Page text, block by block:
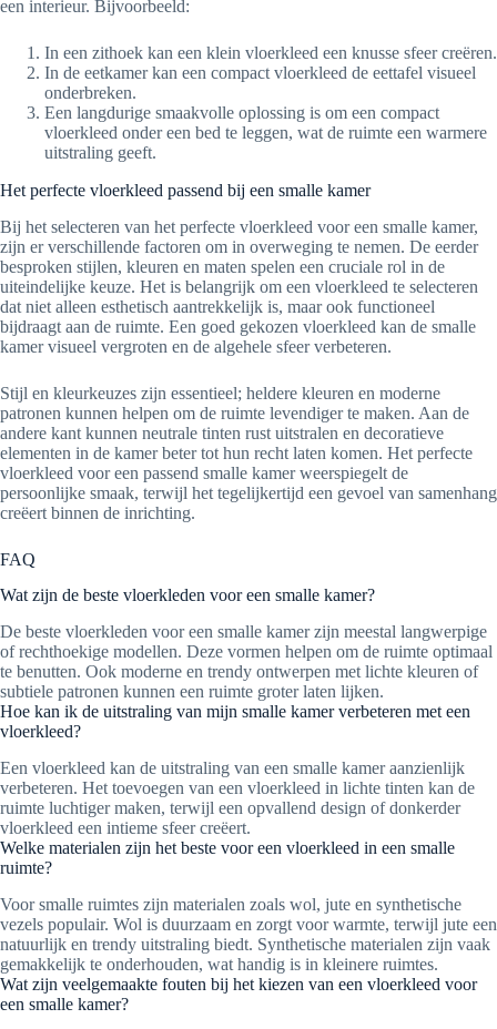
een interieur. Bijvoorbeeld:
In een zithoek kan een klein vloerkleed een knusse sfeer creëren.
In de eetkamer kan een compact vloerkleed de eettafel visueel
onderbreken.
Een langdurige smaakvolle oplossing is om een compact
vloerkleed onder een bed te leggen, wat de ruimte een warmere
uitstraling geeft.
Het perfecte vloerkleed passend bij een smalle kamer
Bij het selecteren van het perfecte vloerkleed voor een smalle kamer,
zijn er verschillende factoren om in overweging te nemen. De eerder
besproken stijlen, kleuren en maten spelen een cruciale rol in de
uiteindelijke keuze. Het is belangrijk om een vloerkleed te selecteren
dat niet alleen esthetisch aantrekkelijk is, maar ook functioneel
bijdraagt aan de ruimte. Een goed gekozen vloerkleed kan de smalle
kamer visueel vergroten en de algehele sfeer verbeteren.
Stijl en kleurkeuzes zijn essentieel; heldere kleuren en moderne
patronen kunnen helpen om de ruimte levendiger te maken. Aan de
andere kant kunnen neutrale tinten rust uitstralen en decoratieve
elementen in de kamer beter tot hun recht laten komen. Het perfecte
vloerkleed voor een passend smalle kamer weerspiegelt de
persoonlijke smaak, terwijl het tegelijkertijd een gevoel van samenhang
creëert binnen de inrichting.
FAQ
Wat zijn de beste vloerkleden voor een smalle kamer?
De beste vloerkleden voor een smalle kamer zijn meestal langwerpige
of rechthoekige modellen. Deze vormen helpen om de ruimte optimaal
te benutten. Ook moderne en trendy ontwerpen met lichte kleuren of
subtiele patronen kunnen een ruimte groter laten lijken.
Hoe kan ik de uitstraling van mijn smalle kamer verbeteren met een
vloerkleed?
Een vloerkleed kan de uitstraling van een smalle kamer aanzienlijk
verbeteren. Het toevoegen van een vloerkleed in lichte tinten kan de
ruimte luchtiger maken, terwijl een opvallend design of donkerder
vloerkleed een intieme sfeer creëert.
Welke materialen zijn het beste voor een vloerkleed in een smalle
ruimte?
Voor smalle ruimtes zijn materialen zoals wol, jute en synthetische
vezels populair. Wol is duurzaam en zorgt voor warmte, terwijl jute een
natuurlijk en trendy uitstraling biedt. Synthetische materialen zijn vaak
gemakkelijk te onderhouden, wat handig is in kleinere ruimtes.
Wat zijn veelgemaakte fouten bij het kiezen van een vloerkleed voor
een smalle kamer?